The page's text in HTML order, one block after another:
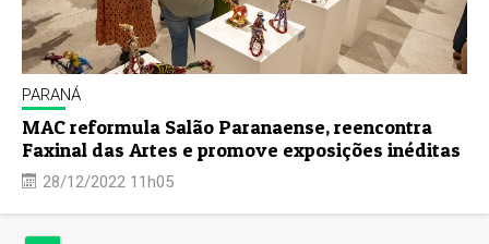
PARANÁ
MAC reformula Salão Paranaense, reencontra
Faxinal das Artes e promove exposições inéditas
28/12/2022 11h05